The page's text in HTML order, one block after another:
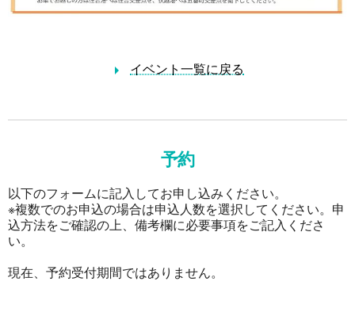
イベント一覧に戻る
予約
以下のフォームに記入してお申し込みください。
※複数でのお申込の場合は申込人数を選択してください。申
込方法をご確認の上、備考欄に必要事項をご記入くださ
い。
現在、予約受付期間ではありません。